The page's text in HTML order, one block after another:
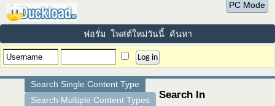
PC Mode
ฟอรั่ม โพสต์ใหม่วันนี้ ค้นหา
Search Single Content Type
Search Multiple Content Types
Search In